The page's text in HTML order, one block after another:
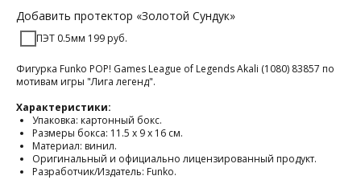
Добавить протектор «Золотой Сундук»
ПЭТ 0.5мм 199 руб.
Фигурка Funko POP! Games League of Legends Akali (1080) 83857 по
мотивам игры "Лига легенд".
Характеристики:
Упаковка: картонный бокс.
Размеры бокса: 11.5 х 9 х 16 см.
Материал: винил.
Оригинальный и официально лицензированный продукт.
Разработчик/Издатель: Funko.